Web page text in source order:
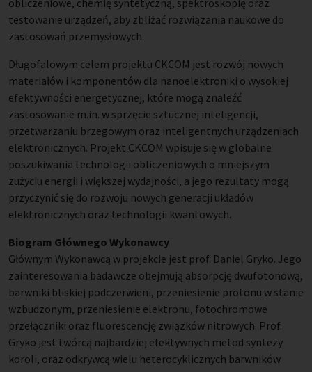
obliczeniowe, chemię syntetyczną, spektroskopię oraz
testowanie urządzeń, aby zbliżać rozwiązania naukowe do
zastosowań przemysłowych.
Długofalowym celem projektu CKCOM jest rozwój nowych
materiałów i komponentów dla nanoelektroniki o wysokiej
efektywności energetycznej, które mogą znaleźć
zastosowanie m.in. w sprzęcie sztucznej inteligencji,
przetwarzaniu brzegowym oraz inteligentnych urządzeniach
elektronicznych. Projekt CKCOM wpisuje się w globalne
poszukiwania technologii obliczeniowych o mniejszym
zużyciu energii i większej wydajności, a jego rezultaty mogą
przyczynić się do rozwoju nowych generacji układów
elektronicznych oraz technologii kwantowych.
Biogram Głównego Wykonawcy
Głównym Wykonawcą w projekcie jest prof. Daniel Gryko. Jego
zainteresowania badawcze obejmują absorpcję dwufotonową,
barwniki bliskiej podczerwieni, przeniesienie protonu w stanie
wzbudzonym, przeniesienie elektronu, fotochromowe
przełączniki oraz fluorescencję związków nitrowych. Prof.
Gryko jest twórcą najbardziej efektywnych metod syntezy
koroli, oraz odkrywcą wielu heterocyklicznych barwników